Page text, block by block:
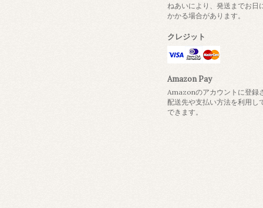
ねあいにより、発送までお日
かかる場合があります。
クレジット
Amazon Pay
Amazonのアカウントに登録
配送先や支払い方法を利用し
できます。